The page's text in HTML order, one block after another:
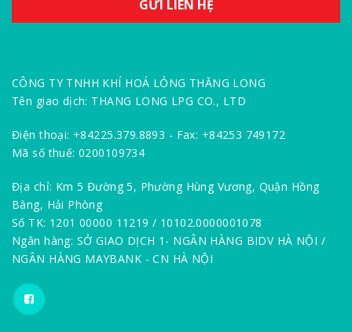
CÔNG TY TNHH KHÍ HOÁ LỎNG THĂNG LONG
Tên giao dịch: THANG LONG LPG CO., LTD
Điện thoại: +84225.379.8893 - Fax: +84253 749172
Mã số thuế: 0200109734
Địa chỉ: Km 5 Đường 5, Phường Hùng Vương, Quận Hồng
Bàng, Hải Phòng
Số TK: 1201 00000 11219 / 10102.0000001078
Ngân hàng: SỞ GIAO DỊCH 1- NGÂN HÀNG BIDV HÀ NỘI /
NGÂN HÀNG MAYBANK - CN HÀ NỘI